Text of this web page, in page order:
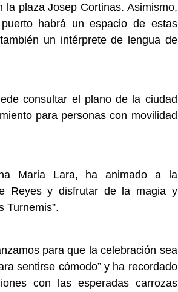
plaza Josep Cortinas. Asimismo,
habrá un espacio de estas
un intérprete de lengua de
consultar el plano de la ciudad
para personas con movilidad
Maria Lara, ha animado a la
Reyes y disfrutar de la magia y
Turnemis”.
para que la celebración sea
sentirse cómodo” y ha recordado
con las esperadas carrozas